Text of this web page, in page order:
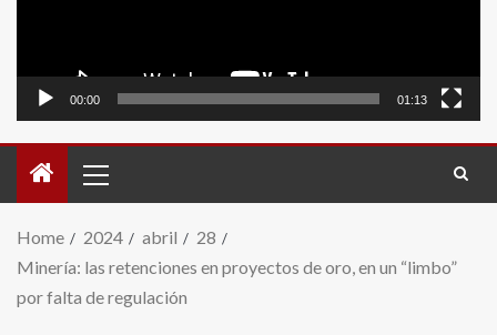
00:00 01:13
Home 2024 abril
28
Minería: las retenciones en proyectos de oro, en un “limbo”
por falta de regulación